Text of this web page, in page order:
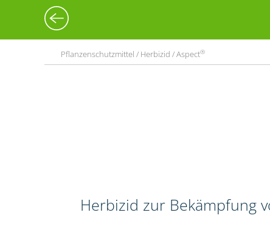
Pflanzenschutzmittel / Herbizid / Aspect®
Herbizid zur Bekämpfung